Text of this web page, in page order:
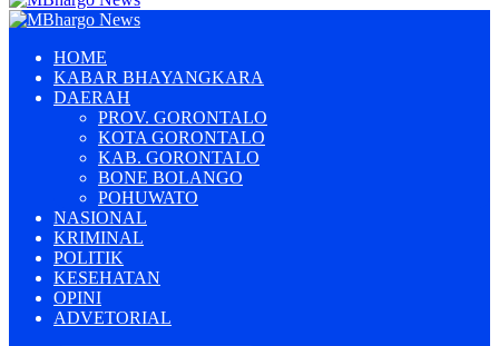
HOME
KABAR BHAYANGKARA
DAERAH
PROV. GORONTALO
KOTA GORONTALO
KAB. GORONTALO
BONE BOLANGO
POHUWATO
NASIONAL
KRIMINAL
POLITIK
KESEHATAN
OPINI
ADVETORIAL